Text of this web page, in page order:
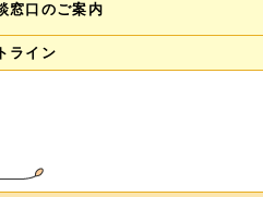
窓口のご案内
ライン